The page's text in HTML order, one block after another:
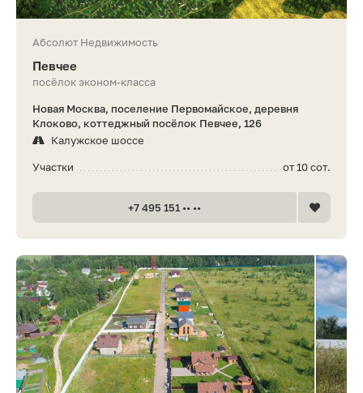
Абсолют Недвижимость
Певчее
посёлок эконом-класса
Новая Москва, поселение Первомайское, деревня
Клоково, коттеджный посёлок Певчее, 126
Калужское шоссе
от 10 сот.
Участки
+7 495 151 •• ••